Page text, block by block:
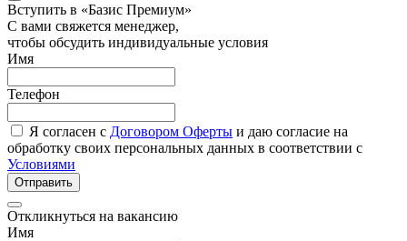
Вступить в «Базис Премиум»
С вами свяжется менеджер,
чтобы обсудить индивидуальные условия
Имя
Телефон
Я согласен с Договором Оферты и даю согласие на
обработку своих персональных данных в соответствии с
Условиями
Отправить
Откликнуться на вакансию
Имя